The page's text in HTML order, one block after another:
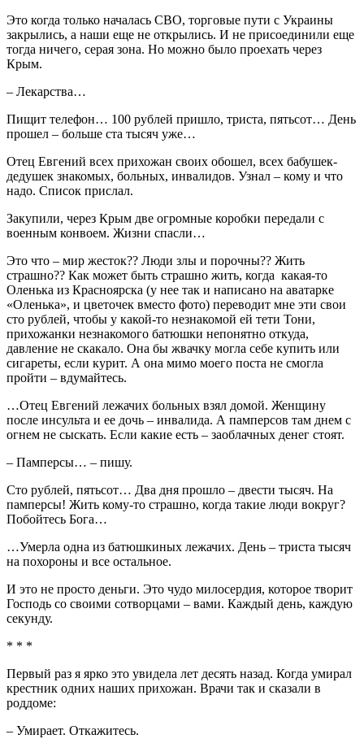
Это когда только началась СВО, торговые пути с Украины
закрылись, а наши еще не открылись. И не присоединили еще
тогда ничего, серая зона. Но можно было проехать через
Крым.
– Лекарства…
Пищит телефон… 100 рублей пришло, триста, пятьсот… День
прошел – больше ста тысяч уже…
Отец Евгений всех прихожан своих обошел, всех бабушек-
дедушек знакомых, больных, инвалидов. Узнал – кому и что
надо. Список прислал.
Закупили, через Крым две огромные коробки передали с
военным конвоем. Жизни спасли…
Это что – мир жесток?? Люди злы и порочны?? Жить
страшно?? Как может быть страшно жить, когда какая-то
Оленька из Красноярска (у нее так и написано на аватарке
«Оленька», и цветочек вместо фото) переводит мне эти свои
сто рублей, чтобы у какой-то незнакомой ей тети Тони,
прихожанки незнакомого батюшки непонятно откуда,
давление не скакало. Она бы жвачку могла себе купить или
сигареты, если курит. А она мимо моего поста не смогла
пройти – вдумайтесь.
…Отец Евгений лежачих больных взял домой. Женщину
после инсульта и ее дочь – инвалида. А памперсов там днем с
огнем не сыскать. Если какие есть – заоблачных денег стоят.
– Памперсы… – пишу.
Сто рублей, пятьсот… Два дня прошло – двести тысяч. На
памперсы! Жить кому-то страшно, когда такие люди вокруг?
Побойтесь Бога…
…Умерла одна из батюшкиных лежачих. День – триста тысяч
на похороны и все остальное.
И это не просто деньги. Это чудо милосердия, которое творит
Господь со своими сотворцами – вами. Каждый день, каждую
секунду.
* * *
Первый раз я ярко это увидела лет десять назад. Когда умирал
крестник одних наших прихожан. Врачи так и сказали в
роддоме:
– Умирает. Откажитесь.